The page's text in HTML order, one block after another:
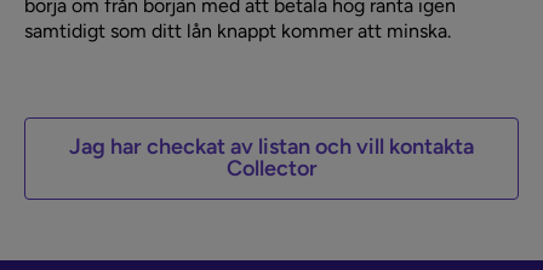
börja om från början med att betala hög ränta igen
samtidigt som ditt lån knappt kommer att minska.
Jag har checkat av listan och vill kontakta
Collector